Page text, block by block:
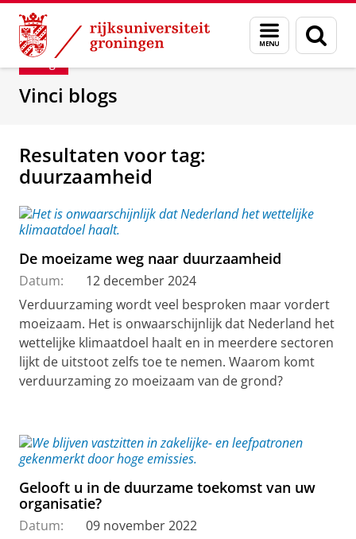
Skip
Content
Skip
Navigation
Menu
en
zoeken
Department of Innovation Management &
Blog
Vinci blogs
Resultaten voor tag:
duurzaamheid
De moeizame weg naar duurzaamheid
Datum:
12 december 2024
Verduurzaming wordt veel besproken maar vordert
moeizaam. Het is onwaarschijnlijk dat Nederland het
wettelijke klimaatdoel haalt en in meerdere sectoren
lijkt de uitstoot zelfs toe te nemen. Waarom komt
verduurzaming zo moeizaam van de grond?
Gelooft u in de duurzame toekomst van uw
organisatie?
Datum:
09 november 2022